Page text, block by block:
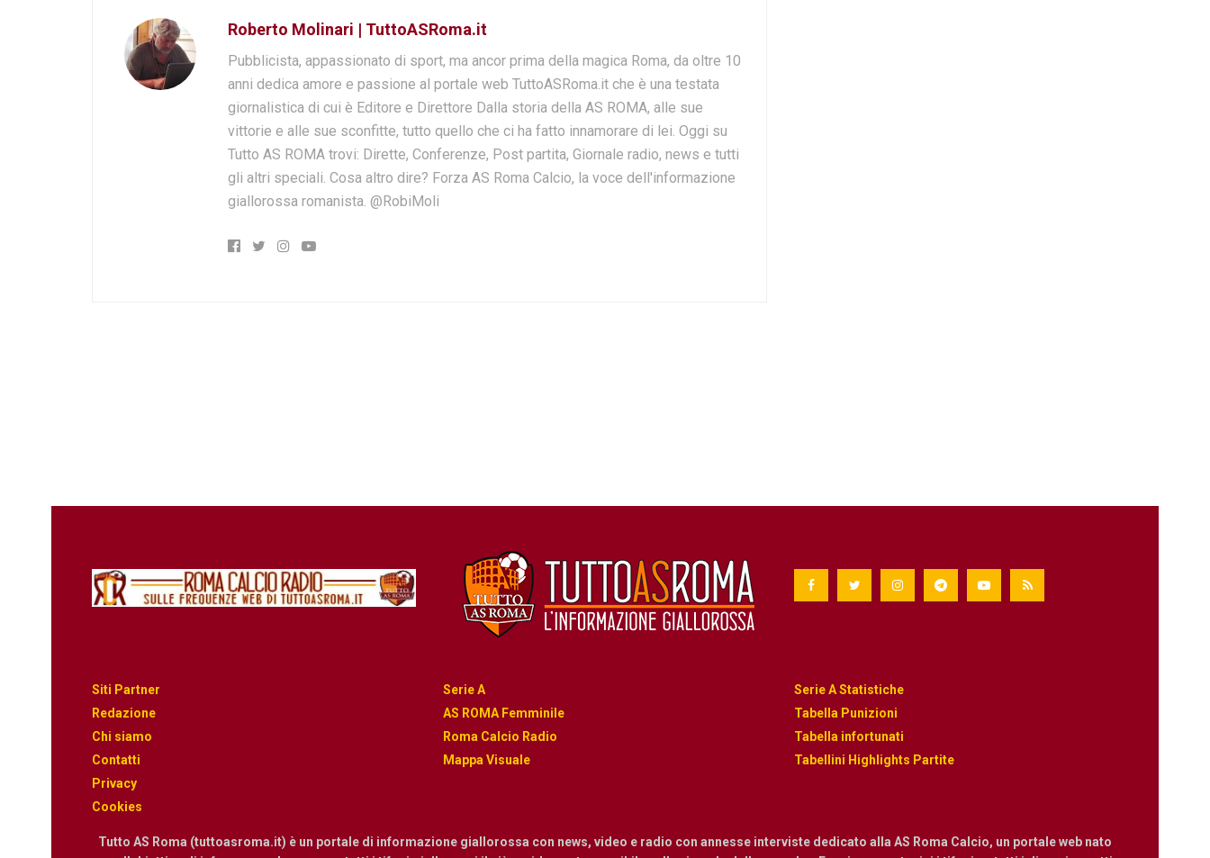
Roberto Molinari | TuttoASRoma.it
Pubblicista, appassionato di sport, ma ancor prima della magica Roma, da oltre 10
anni dedica amore e passione al portale web TuttoASRoma.it che è una testata
giornalistica di cui è Editore e Direttore Dalla storia della AS ROMA, alle sue
vittorie e alle sue sconfitte, tutto quello che ci ha fatto innamorare di lei. Oggi su
Tutto AS ROMA trovi: Dirette, Conferenze, Post partita, Giornale radio, news e tutti
gli altri speciali. Cosa altro dire? Forza AS Roma Calcio, la voce dell'informazione
giallorossa romanista. @RobiMoli
Siti Partner
Redazione
Chi siamo
Contatti
Privacy
Cookies
Serie A
AS ROMA Femminile
Roma Calcio Radio
Mappa Visuale
Serie A Statistiche
Tabella Punizioni
Tabella infortunati
Tabellini Highlights Partite
Tutto AS Roma (tuttoasroma.it) è un portale di informazione giallorossa con news, video e radio con annesse interviste dedicato alla AS Roma Calcio, un portale web nato